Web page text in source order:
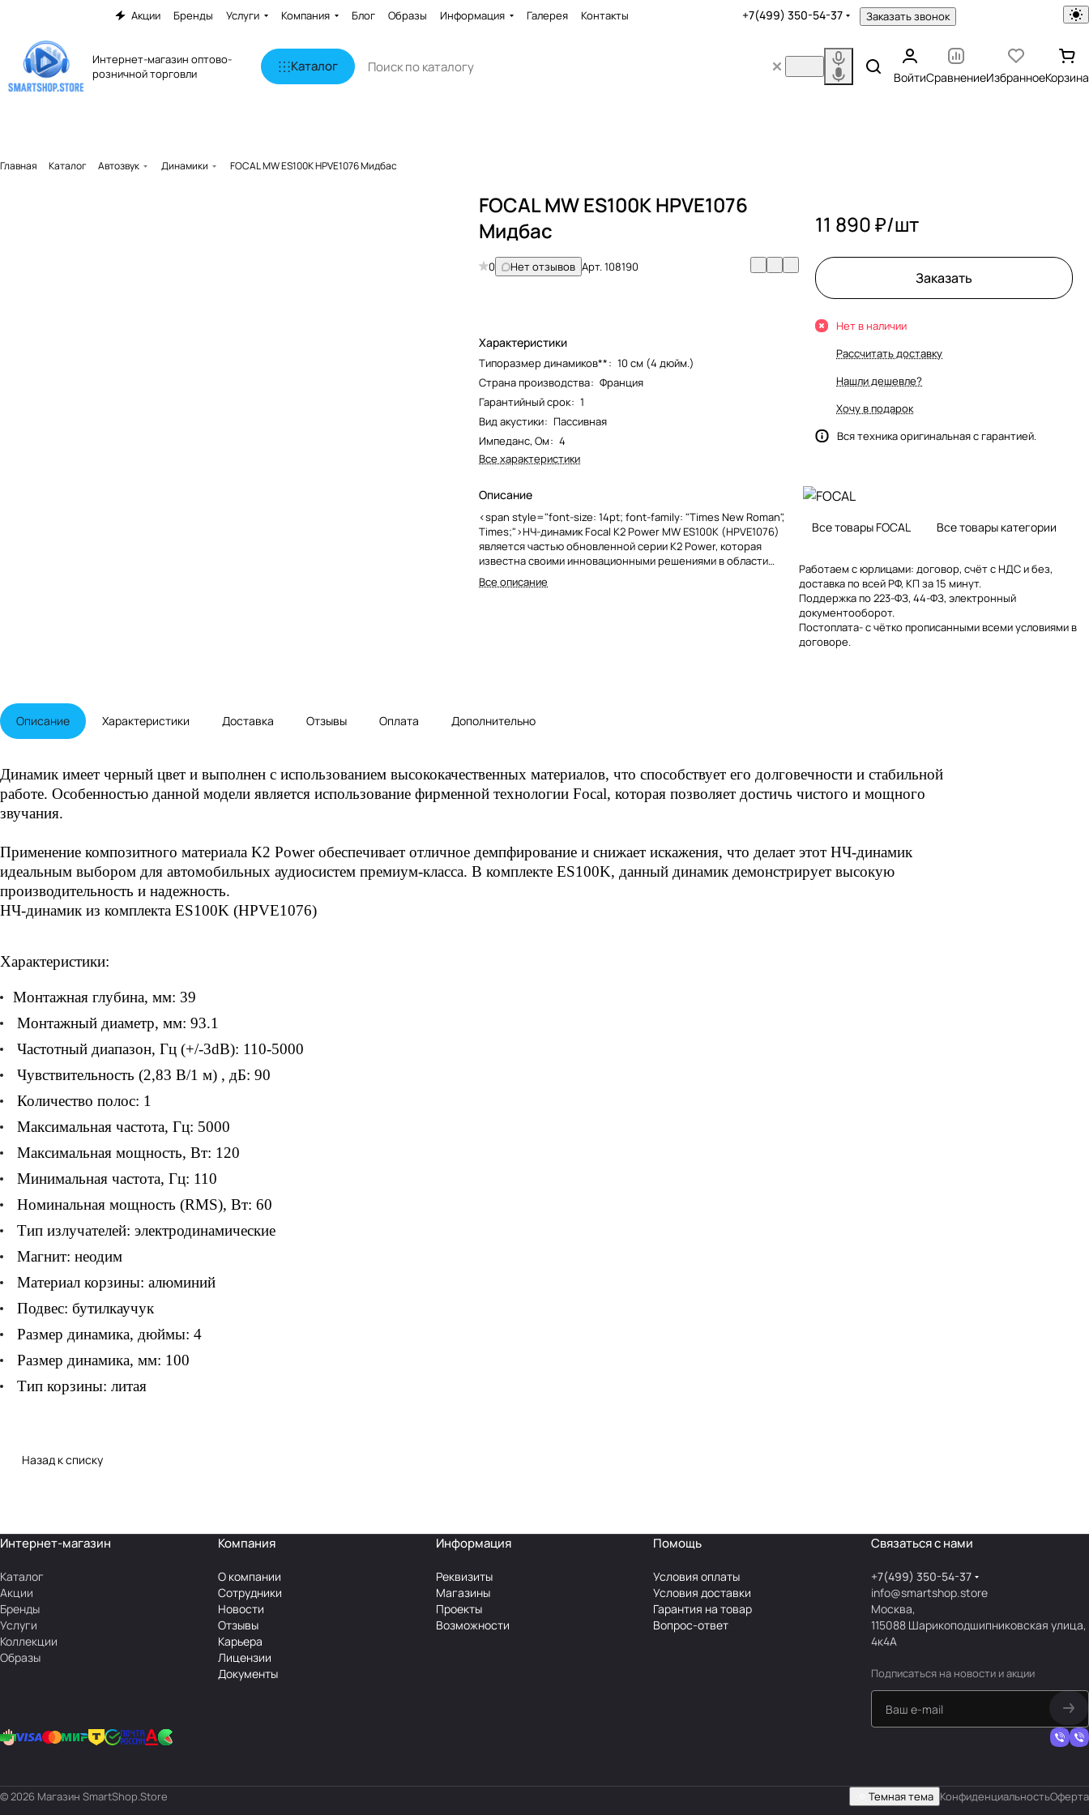
Акции Бренды Услуги Компания Блог Образы Информация Галерея Контакты +7(499) 350-54-37 Заказать звонок
Интернет-магазин оптово-
розничной торговли
Каталог
ВойтиСравнениеИзбранноеКорзина
Главная Каталог Автозвук Динамики FOCAL MW ES100K HPVE1076 Мидбас
FOCAL MW ES100K HPVE1076
Мидбас
0 Нет отзывов Арт.108190
Характеристики
Типоразмер динамиков**: 10 см (4 дюйм.)
Страна производства: Франция
Гарантийный срок: 1
Вид акустики: Пассивная
Импеданс, Ом: 4
Все характеристики
Описание
<span style="font-size: 14pt; font-family: "Times New Roman",
Times;">НЧ-динамик Focal K2 Power MW ES100K (HPVE1076)
является частью обновленной серии K2 Power, которая
известна своими инновационными решениями в области
автомобильной акустики. Этот динамик диаметром 10 см
предназначен для воспроизведения низких частот,
Все описание
11 890 ₽/шт
Заказать
Нет в наличии
Рассчитать доставку
Нашли дешевле?
Хочу в подарок
Вся техника оригинальная с гарантией.
Все товары FOCAL Все товары категории
Работаем с юрлицами: договор, счёт с НДС и без,
доставка по всей РФ, КП за 15 минут.
Поддержка по 223-ФЗ, 44-ФЗ, электронный
документооборот.
Постоплата- с чётко прописанными всеми условиями в
договоре.
Описание Характеристики Доставка Отзывы Оплата Дополнительно
Динамик имеет черный цвет и выполнен с использованием высококачественных материалов, что способствует его долговечности и стабильной
работе. Особенностью данной модели является использование фирменной технологии Focal, которая позволяет достичь чистого и мощного
звучания.
Применение композитного материала K2 Power обеспечивает отличное демпфирование и снижает искажения, что делает этот НЧ-динамик
идеальным выбором для автомобильных аудиосистем премиум-класса. В комплекте ES100K, данный динамик демонстрирует высокую
производительность и надежность.
НЧ-динамик из комплекта ES100K (HPVE1076)
Характеристики:
Монтажная глубина, мм: 39
Монтажный диаметр, мм: 93.1
Частотный диапазон, Гц (+/-3dB): 110-5000
Чувствительность (2,83 В/1 м) , дБ: 90
Количество полос: 1
Максимальная частота, Гц: 5000
Максимальная мощность, Вт: 120
Минимальная частота, Гц: 110
Номинальная мощность (RMS), Вт: 60
Тип излучателей: электродинамические
Магнит: неодим
Материал корзины: алюминий
Подвес: бутилкаучук
Размер динамика, дюймы: 4
Размер динамика, мм: 100
Тип корзины: литая
Назад к списку
Интернет-магазин
Каталог
Акции
Бренды
Услуги
Коллекции
Образы
Компания
О компании
Сотрудники
Новости
Отзывы
Карьера
Лицензии
Документы
Информация
Реквизиты
Магазины
Проекты
Возможности
Помощь
Условия оплаты
Условия доставки
Гарантия на товар
Вопрос-ответ
Связаться с нами
+7(499) 350-54-37
info@smartshop.store
Москва,
115088 Шарикоподшипниковская улица,
4к4А
Подписаться на новости и акции
© 2026 Магазин SmartShop.Store Темная тема КонфиденциальностьОферта